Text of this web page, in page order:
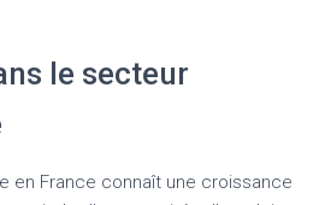
le secteur
en France connaît une croissance